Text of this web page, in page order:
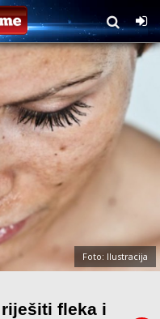
Foto: Ilustracija
riješiti fleka i